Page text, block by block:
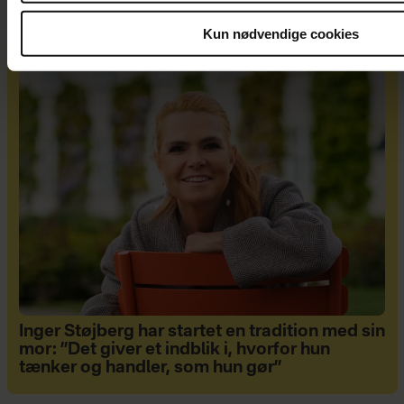
Kun nødvendige cookies
Når bevægelse er en del af dit liv
Inger Støjberg har startet en tradition med sin
mor: ”Det giver et indblik i, hvorfor hun
tænker og handler, som hun gør”